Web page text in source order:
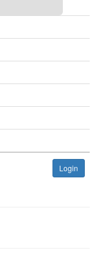
Login